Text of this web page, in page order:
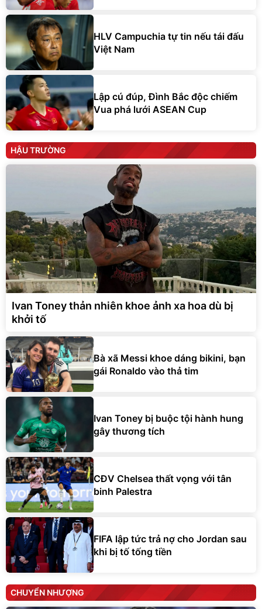
HLV Campuchia tự tin nếu tái đấu
Việt Nam
Lập cú đúp, Đình Bắc độc chiếm
Vua phá lưới ASEAN Cup
HẬU TRƯỜNG
Ivan Toney thản nhiên khoe ảnh xa hoa dù bị
khởi tố
Bà xã Messi khoe dáng bikini, bạn
gái Ronaldo vào thả tim
Ivan Toney bị buộc tội hành hung
gây thương tích
CĐV Chelsea thất vọng với tân
binh Palestra
FIFA lập tức trả nợ cho Jordan sau
khi bị tố tống tiền
CHUYỂN NHƯỢNG